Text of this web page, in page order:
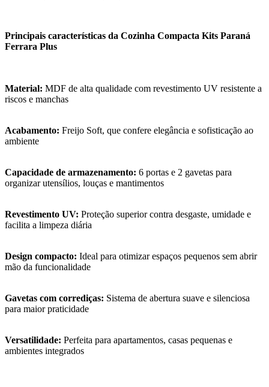
Principais características da Cozinha Compacta Kits Paraná
Ferrara Plus
Material: MDF de alta qualidade com revestimento UV resistente a
riscos e manchas
Acabamento: Freijo Soft, que confere elegância e sofisticação ao
ambiente
Capacidade de armazenamento: 6 portas e 2 gavetas para
organizar utensílios, louças e mantimentos
Revestimento UV: Proteção superior contra desgaste, umidade e
facilita a limpeza diária
Design compacto: Ideal para otimizar espaços pequenos sem abrir
mão da funcionalidade
Gavetas com corrediças: Sistema de abertura suave e silenciosa
para maior praticidade
Versatilidade: Perfeita para apartamentos, casas pequenas e
ambientes integrados